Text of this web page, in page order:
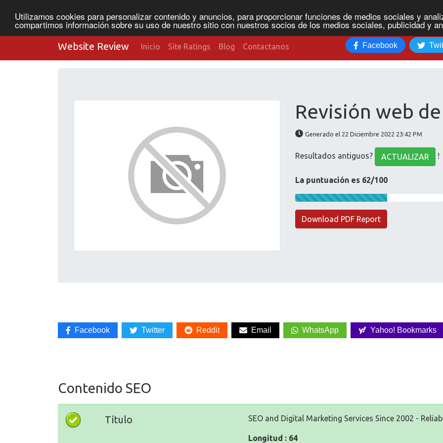
Utilizamos cookies para personalizar contenido y anuncios, para proporcionar funciones de medios sociales y
compartimos información sobre su uso de nuestro sitio con nuestros socios de los medios sociales, publicidad y
Website Review Inicio Site Ratings Blog Contactanos Facebook
Revisión web
Generado el 22 Diciembre 2022 23:42 PM
Resultados antiguos? ACTUALIZAR !
La puntuación es 62/100
Download PDF Report
Facebook Twitter Reddit Email WhatsApp Yahoo! Bookmarks
Contenido SEO
Título SEO and Digital Marketing Services Since 2002 -
Longitud : 64